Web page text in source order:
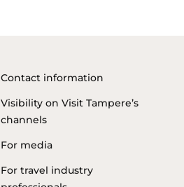
Contact information
Visibility on Visit Tampere’s
channels
For media
For travel industry